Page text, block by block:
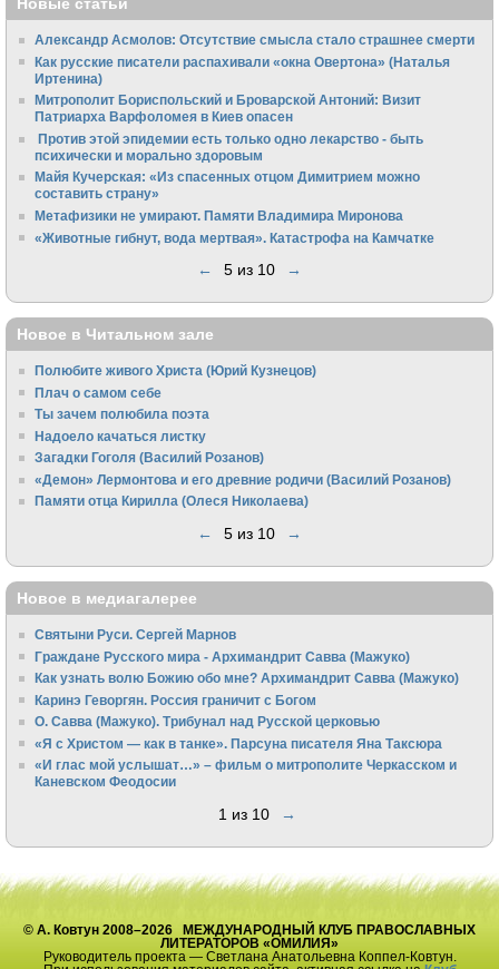
Александр Асмолов: Отсутствие смысла стало страшнее смерти
Как русские писатели распахивали «окна Овертона» (Наталья
Иртенина)
Митрополит Бориспольский и Броварской Антоний: Визит
Патриарха Варфоломея в Киев опасен
Против этой эпидемии есть только одно лекарство - быть
психически и морально здоровым
Майя Кучерская: «Из спасенных отцом Димитрием можно
составить страну»
Метафизики не умирают. Памяти Владимира Миронова
«Животные гибнут, вода мертвая». Катастрофа на Камчатке
← 5 из 10 →
Новое в Читальном зале
Полюбите живого Христа (Юрий Кузнецов)
Плач о самом себе
Ты зачем полюбила поэта
Надоело качаться листку
Загадки Гоголя (Василий Розанов)
«Демон» Лермонтова и его древние родичи (Василий Розанов)
Памяти отца Кирилла (Олеся Николаева)
← 5 из 10 →
Новое в медиагалерее
Святыни Руси. Сергей Марнов
Граждане Русского мира - Архимандрит Савва (Мажуко)
Как узнать волю Божию обо мне? Архимандрит Савва (Мажуко)
Каринэ Геворгян. Россия граничит с Богом
О. Савва (Мажуко). Трибунал над Русской церковью
«Я с Христом — как в танке». Парсуна писателя Яна Таксюра
«И глас мой услышат…» – фильм о митрополите Черкасском и
Каневском Феодосии
1 из 10 →
© А. Ковтун 2008–2026 МЕЖДУНАРОДНЫЙ КЛУБ ПРАВОСЛАВНЫХ
ЛИТЕРАТОРОВ «ОМИЛИЯ»
Руководитель проекта — Светлана Анатольевна Коппел-Ковтун.